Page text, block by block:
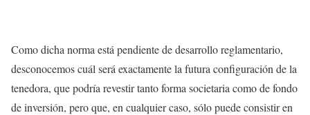
Como dicha norma está pendiente de desarrollo reglamentario,
desconocemos cuál será exactamente la futura configuración de la
tenedora, que podría revestir tanto forma societaria como de fondo
de inversión, pero que, en cualquier caso, sólo puede consistir en